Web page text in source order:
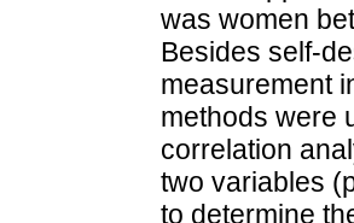
was women
Besides self-
measurement
methods were
correlation
two variables
to determine